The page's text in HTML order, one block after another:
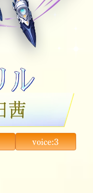
voice:3